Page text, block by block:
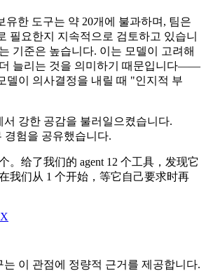
유한 도구는 약 20개에 불과하며, 팀은
필요한지 지속적으로 검토하고 있습니
기준은 높습니다. 이는 모델이 고려해
늘리는 것을 의미하기 때문입니다——
델이 의사결정을 내릴 때 "인지적 부
강한 공감을 불러일으켰습니다.
경험을 공유했습니다.
。给了我们的 agent 12 个工具，发现它
我们从 1 个开始，等它自己要求时再
는 이 관점에 정량적 근거를 제공합니다.